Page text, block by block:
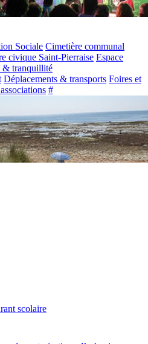
Sociale Cimetière communal
civique Saint-Pierraise Espace
& tranquillité
Déplacements & transports Foires et
#
scolaire